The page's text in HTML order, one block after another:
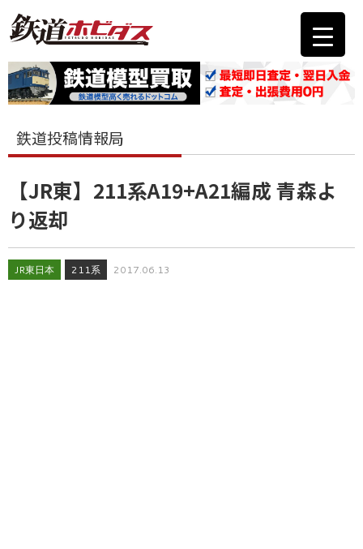
鉄道投稿情報局
【JR東】211系A19+A21編成 青森よ
り返却
JR東日本 211系 2017.06.13